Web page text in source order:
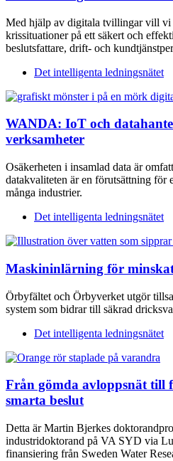
Med hjälp av digitala tvillingar vill vi
krissituationer på ett säkert och
beslutsfattare, drift- och
Det intelligenta ledningsnätet
WANDA: IoT och
verksamheter
Osäkerheten i insamlad data är
datakvaliteten är en förutsättning för
många industrier.
Det intelligenta ledningsnätet
Maskininlärning för
Örbyfältet och Örbyverket utgör
system som bidrar till säkrad
Det intelligenta ledningsnätet
Från gömda avloppsnät till
smarta beslut
Detta är Martin Bjerkes
industridoktorand på VA SYD via
finansiering från Sweden Water